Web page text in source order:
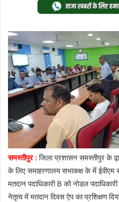
Twitter
email
समस्तीपुर :जिला प्रशासन समस्तीपुर के
के लिए समाहरणालय सभाकक्ष के में ईवीएम
मतदान पदाधिकारी B को नोडल
नेतृत्व में मतदान दिवस ऐप का प्रशिक्षण